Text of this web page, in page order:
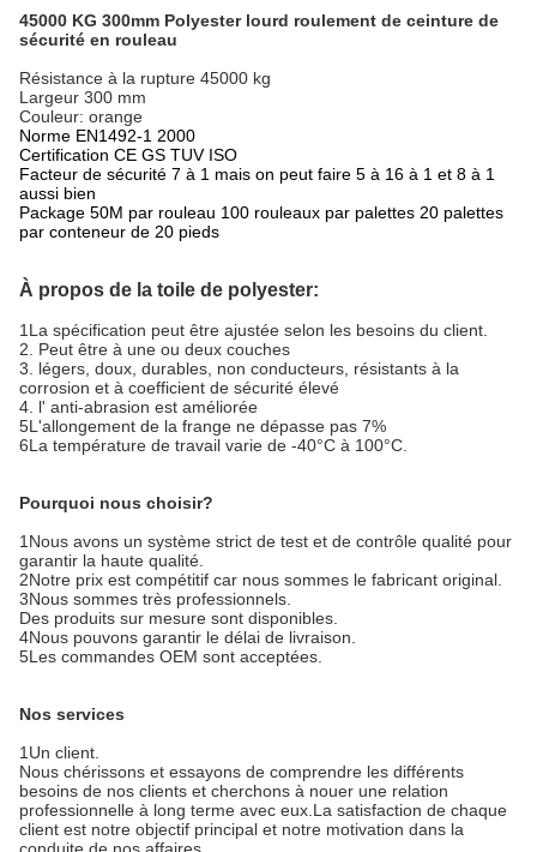
45000 KG 300mm Polyester lourd roulement de ceinture de
sécurité en rouleau
Résistance à la rupture 45000 kg
Largeur 300 mm
Couleur: orange
Norme EN1492-1 2000
Certification CE GS TUV ISO
Facteur de sécurité 7 à 1 mais on peut faire 5 à 16 à 1 et 8 à 1
aussi bien
Package 50M par rouleau 100 rouleaux par palettes 20 palettes
par conteneur de 20 pieds
À propos de la toile de polyester:
1La spécification peut être ajustée selon les besoins du client.
2. Peut être à une ou deux couches
3. légers, doux, durables, non conducteurs, résistants à la
corrosion et à coefficient de sécurité élevé
4. l' anti-abrasion est améliorée
5L'allongement de la frange ne dépasse pas 7%
6La température de travail varie de -40°C à 100°C.
Pourquoi nous choisir?
1Nous avons un système strict de test et de contrôle qualité pour
garantir la haute qualité.
2Notre prix est compétitif car nous sommes le fabricant original.
3Nous sommes très professionnels.
Des produits sur mesure sont disponibles.
4Nous pouvons garantir le délai de livraison.
5Les commandes OEM sont acceptées.
Nos services
1Un client.
Nous chérissons et essayons de comprendre les différents
besoins de nos clients et cherchons à nouer une relation
professionnelle à long terme avec eux.La satisfaction de chaque
client est notre objectif principal et notre motivation dans la